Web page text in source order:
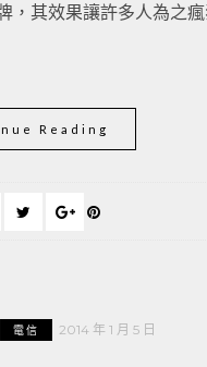
其效果讓許多人為之
Reading
電信 2014 年 1 月 5 日